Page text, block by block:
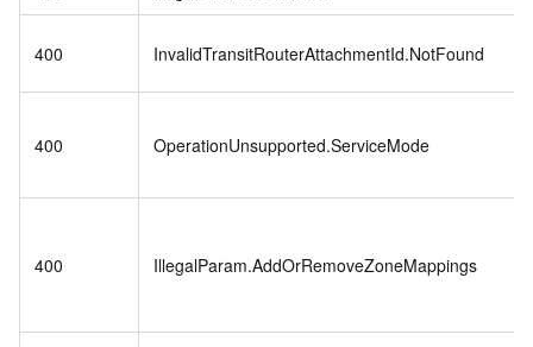
400 InvalidTransitRouterAttachmentId.NotFound
400 OperationUnsupported.ServiceMode
400 IllegalParam.AddOrRemoveZoneMappings